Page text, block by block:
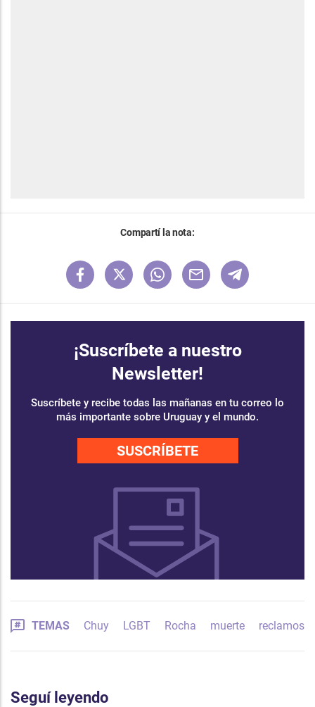
Compartí la nota:
¡Suscríbete a nuestro
Newsletter!
Suscríbete y recibe todas las mañanas en tu correo lo
más importante sobre Uruguay y el mundo.
SUSCRÍBETE
TEMAS Chuy LGBT Rocha muerte reclamos
Seguí leyendo